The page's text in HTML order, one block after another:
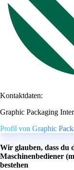
Kontaktdaten:
Graphic Packaging
Profil von Graphic
Wir glauben, dass du
Maschinenbediener
bestehen